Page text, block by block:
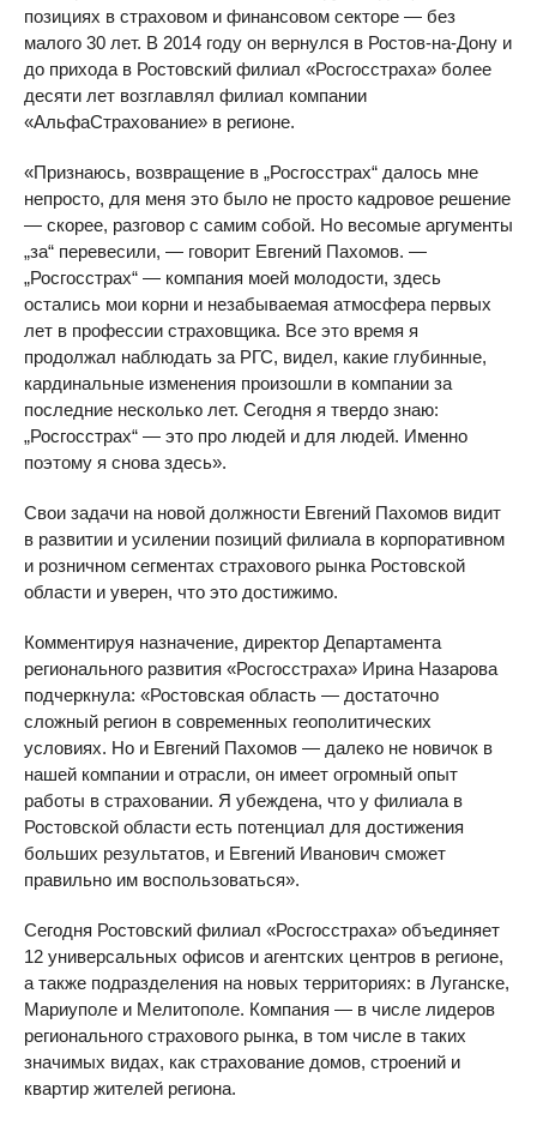
позициях в страховом и финансовом секторе — без
малого 30 лет. В 2014 году он вернулся в Ростов-на-Дону и
до прихода в Ростовский филиал «Росгосстраха» более
десяти лет возглавлял филиал компании
«АльфаСтрахование» в регионе.
«Признаюсь, возвращение в „Росгосстрах“ далось мне
непросто, для меня это было не просто кадровое решение
— скорее, разговор с самим собой. Но весомые аргументы
„за“ перевесили, — говорит Евгений Пахомов. —
„Росгосстрах“ — компания моей молодости, здесь
остались мои корни и незабываемая атмосфера первых
лет в профессии страховщика. Все это время я
продолжал наблюдать за РГС, видел, какие глубинные,
кардинальные изменения произошли в компании за
последние несколько лет. Сегодня я твердо знаю:
„Росгосстрах“ — это про людей и для людей. Именно
поэтому я снова здесь».
Свои задачи на новой должности Евгений Пахомов видит
в развитии и усилении позиций филиала в корпоративном
и розничном сегментах страхового рынка Ростовской
области и уверен, что это достижимо.
Комментируя назначение, директор Департамента
регионального развития «Росгосстраха» Ирина Назарова
подчеркнула: «Ростовская область — достаточно
сложный регион в современных геополитических
условиях. Но и Евгений Пахомов — далеко не новичок в
нашей компании и отрасли, он имеет огромный опыт
работы в страховании. Я убеждена, что у филиала в
Ростовской области есть потенциал для достижения
больших результатов, и Евгений Иванович сможет
правильно им воспользоваться».
Сегодня Ростовский филиал «Росгосстраха» объединяет
12 универсальных офисов и агентских центров в регионе,
а также подразделения на новых территориях: в Луганске,
Мариуполе и Мелитополе. Компания — в числе лидеров
регионального страхового рынка, в том числе в таких
значимых видах, как страхование домов, строений и
квартир жителей региона.